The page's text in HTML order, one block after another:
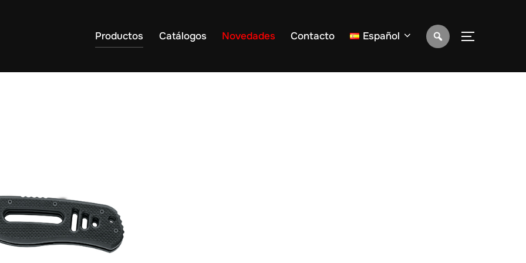
Productos Catálogos Novedades Contacto Español ALTERNAR